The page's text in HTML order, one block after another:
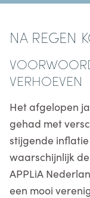
NA REGEN
VERHOEVEN
Het afgelopen
gehad met
stijgende
waarschijnlijk
APPLiA
een mooi